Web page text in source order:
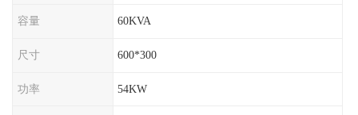
容量 60KVA
尺寸 600*300
功率 54KW